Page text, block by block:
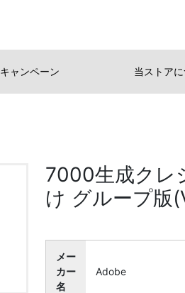
キャンペーン 当ストアに
7000生成クレ
け グループ版
メー
カー
名
Adobe